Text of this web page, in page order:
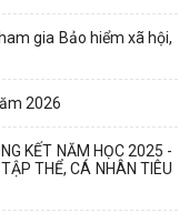
gia Bảo hiểm xã hội,
2026
KẾT NĂM HỌC 2025 -
THỂ, CÁ NHÂN TIÊU